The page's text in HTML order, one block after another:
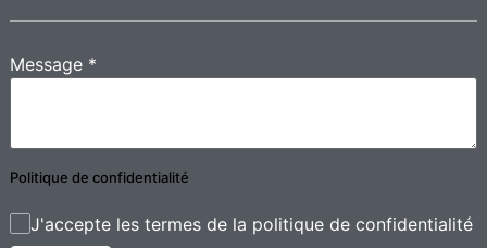
Message *
Politique de confidentialité
J'accepte les termes de la politique de confidentialité